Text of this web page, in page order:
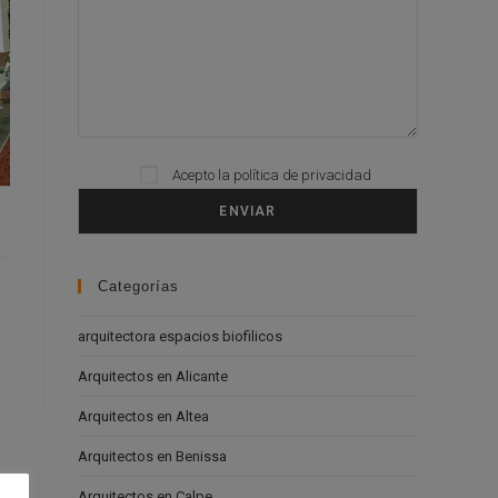
Please leave this field empty.
Acepto la política de privacidad
Categorías
arquitectora espacios biofilicos
Arquitectos en Alicante
Arquitectos en Altea
Arquitectos en Benissa